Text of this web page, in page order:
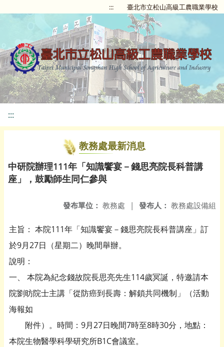
::: 臺北市立松山高級工農職業學校
:::
教務處最新消息
中研院辦理111年「知識饗宴－錢思亮院長科普講
座」，鼓勵師生同仁參與
發布人： 教務處設備組
發布單位： 教務處 |
主旨： 本院111年「知識饗宴－錢思亮院長科普講座」訂
於9月27日（星期二）晚間舉辦。
說明：
一、 本院為紀念錢故院長思亮先生114歲冥誕，特邀請本
院劉昉院士主講「從防癌到長壽：解鎖共同機制」（活動
海報如
附件）。時間：9月27日晚間7時至8時30分，地點：
本院生物醫學科學研究所B1C會議室。